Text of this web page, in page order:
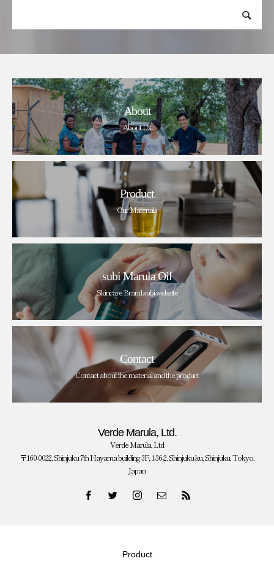
About
About Us
Product
Our Materials
subi Marula Oil
Skincare Brand subi website
Contact
Contact about the material and the product
Verde Marula, Ltd.
Verde Marula, Ltd
〒160-0022, Shinjuku 7th Hayama building 3F, 1-36-2, Shinjuku-ku, Shinjuku, Tokyo,
Japan
Product